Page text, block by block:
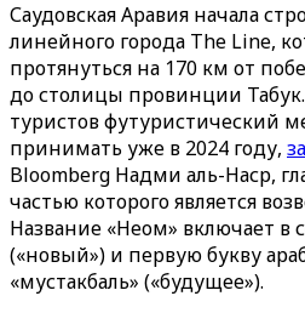
Саудовская Аравия начала
линейного города The Line,
протянуться на 170 км от
до столицы провинции
туристов футуристический
принимать уже в 2024 году,
Bloomberg Надми аль-Наср,
частью которого является
Название «Неом» включает в
(«новый») и первую букву
«мустакбаль» («будущее»).